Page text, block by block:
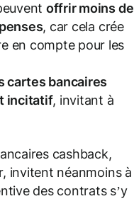
offrir moins de
, car cela crée
en compte pour les
cartes bancaires
incitatif, invitant à
cashback,
invitent néanmoins à
des contrats s’y